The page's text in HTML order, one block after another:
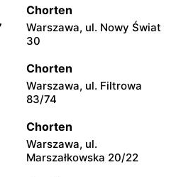
Chorten
Warszawa, ul. Nowy Świat
30
Chorten
Warszawa, ul. Filtrowa
83/74
Chorten
Warszawa, ul.
Marszałkowska 20/22